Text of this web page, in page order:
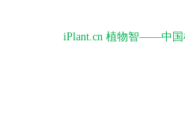
iPlant.cn 植物智——中国